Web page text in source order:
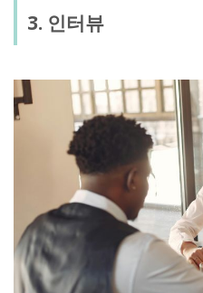
3. 인터뷰